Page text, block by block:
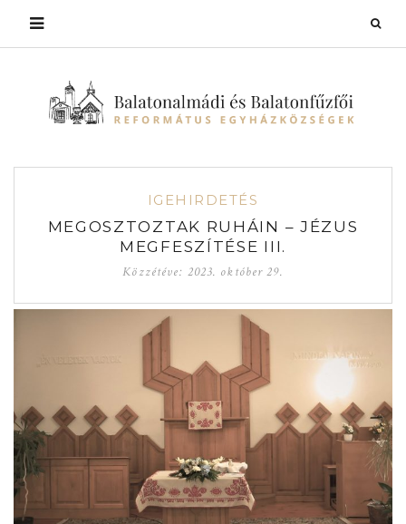
IGEHIRDETÉS
MEGOSZTOZTAK RUHÁIN – JÉZUS
MEGFESZÍTÉSE III.
Közzétéve: 2023. október 29.